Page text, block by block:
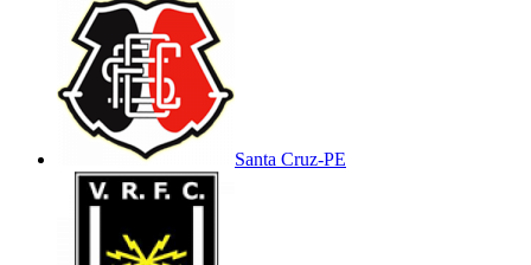
Santa Cruz-PE